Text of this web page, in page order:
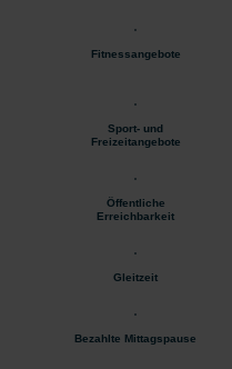
Fitnessangebote
Sport- und
Freizeitangebote
Öffentliche
Erreichbarkeit
Gleitzeit
Bezahlte Mittagspause